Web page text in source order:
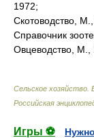
1972;
Скотоводство,
Справочник
Овцеводство, М.,
Сельское хозяйство.
Российская
Игры ⚽